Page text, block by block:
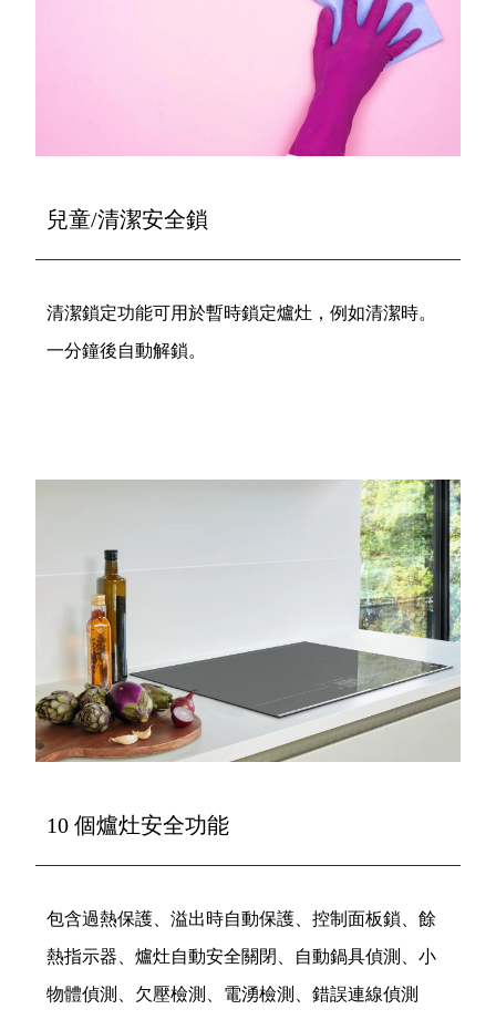
兒童/清潔安全鎖
清潔鎖定功能可用於暫時鎖定爐灶，例如清潔時。
一分鐘後自動解鎖。
10 個爐灶安全功能
包含過熱保護、溢出時自動保護、控制面板鎖、餘
熱指示器、爐灶自動安全關閉、自動鍋具偵測、小
物體偵測、欠壓檢測、電湧檢測、錯誤連線偵測